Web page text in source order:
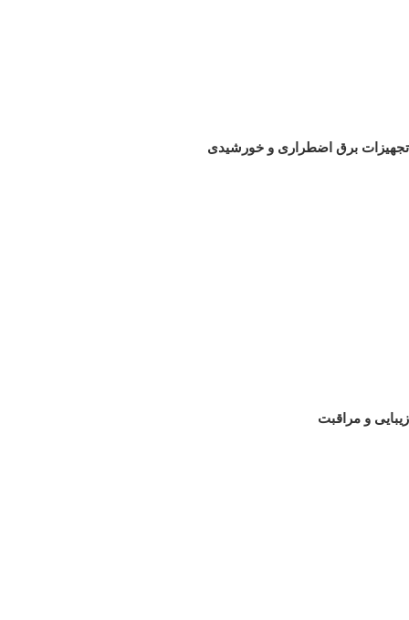
تجهیزات برق اضطراری و خورشیدی
زیبایی و مراقبت